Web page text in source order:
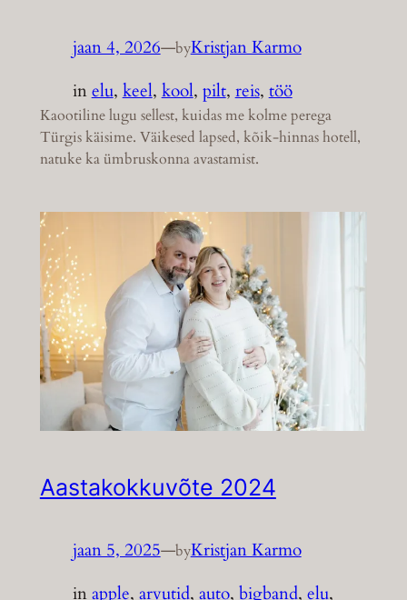
jaan 4, 2026—byKristjan Karmo
inelu, keel, kool, pilt, reis, töö
Kaootiline lugu sellest, kuidas me kolme perega
Türgis käisime. Väikesed lapsed, kõik-hinnas hotell,
natuke ka ümbruskonna avastamist.
Aastakokkuvõte 2024
jaan 5, 2025—byKristjan Karmo
inapple, arvutid, auto, bigband, elu